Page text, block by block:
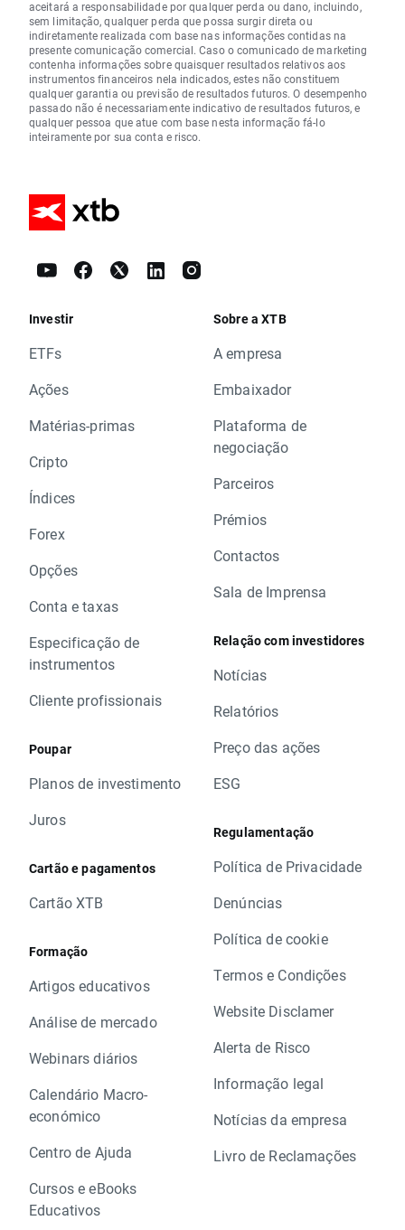
aceitará a responsabilidade por qualquer perda ou dano, incluindo,
sem limitação, qualquer perda que possa surgir direta ou
indiretamente realizada com base nas informações contidas na
presente comunicação comercial. Caso o comunicado de marketing
contenha informações sobre quaisquer resultados relativos aos
instrumentos financeiros nela indicados, estes não constituem
qualquer garantia ou previsão de resultados futuros. O desempenho
passado não é necessariamente indicativo de resultados futuros, e
qualquer pessoa que atue com base nesta informação fá-lo
inteiramente por sua conta e risco.
Investir
ETFs
Ações
Matérias-primas
Cripto
Índices
Forex
Opções
Conta e taxas
Especificação de
instrumentos
Cliente profissionais
Poupar
Planos de investimento
Juros
Cartão e pagamentos
Cartão XTB
Formação
Artigos educativos
Análise de mercado
Webinars diários
Calendário Macro-
económico
Centro de Ajuda
Cursos e eBooks
Educativos
Sobre a XTB
A empresa
Embaixador
Plataforma de
negociação
Parceiros
Prémios
Contactos
Sala de Imprensa
Relação com investidores
Notícias
Relatórios
Preço das ações
ESG
Regulamentação
Política de Privacidade
Denúncias
Política de cookie
Termos e Condições
Website Disclamer
Alerta de Risco
Informação legal
Notícias da empresa
Livro de Reclamações